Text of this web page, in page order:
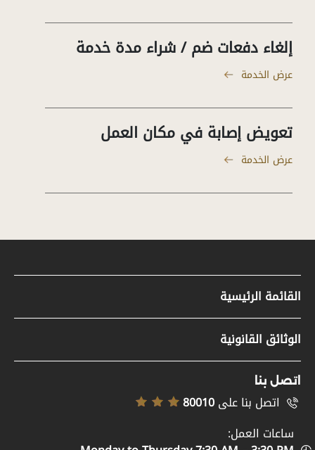
إلغاء دفعات ضم / شراء مدة خدمة
عرض الخدمة
تعويض إصابة في مكان العمل
عرض الخدمة
القائمة الرئيسية
مواد صحفية
وظائف
تسجيل الموردين
خريطة الموقع
الدعم والمساعدة
الوثائق القانونية
سياسة حقوق النشر
إخلاء المسؤولية
سياسة إمكانية الوصول
اتصل بنا
اتصل بنا على80010
ساعات العمل: